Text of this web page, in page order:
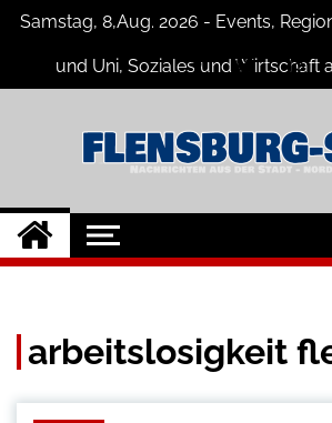
Skip
content
Samstag, 8,Aug. 2026 - Events,
und Uni, Soziales und Wirtschaft
Flensburg-
Nachrichten
Nachrichten für
Umgebung
arbeitslosigkeit